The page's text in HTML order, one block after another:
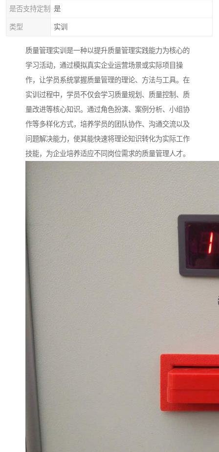
是否支持定制 是
类型 实训
质量管理实训是一种以提升质量管理实践能力为核心的
学习活动，通过模拟真实企业运营场景或实际项目操
作，让学员系统掌握质量管理的理论、方法与工具。在
实训过程中，学员不仅会学习质量规划、质量控制、质
量改进等核心知识。通过角色扮演、案例分析、小组协
作等多样化方式，培养学员的团队协作、沟通交流以及
问题解决能力，使其能快速将理论知识转化为实际工作
技能，为企业培养适应不同岗位需求的质量管理人才。